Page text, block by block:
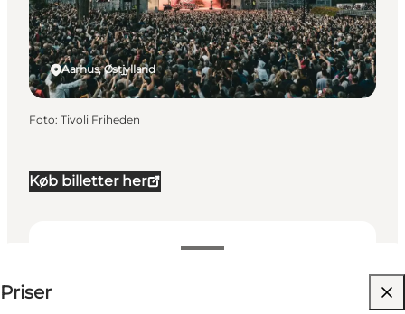
Køb billetter her
Priser
Aarhus, Østjylland
Foto: Tivoli Friheden